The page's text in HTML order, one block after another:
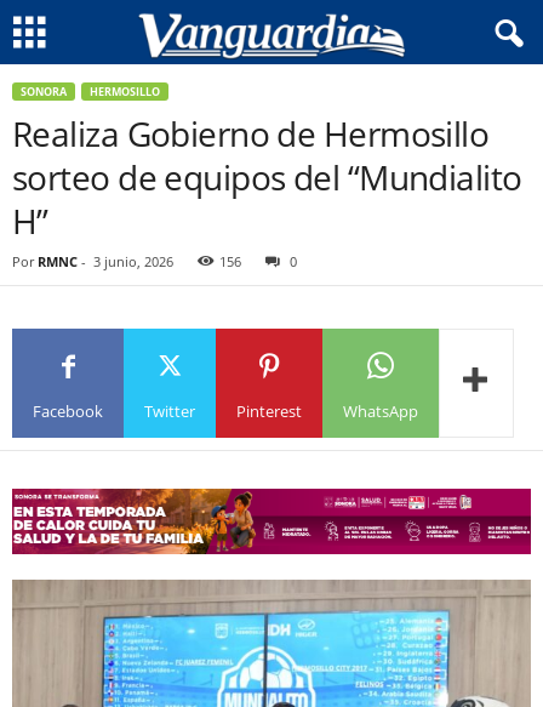
SONORA HERMOSILLO
Realiza Gobierno de Hermosillo
sorteo de equipos del “Mundialito
H”
Por RMNC - 3 junio, 2026 156 0
Facebook Twitter Pinterest WhatsApp